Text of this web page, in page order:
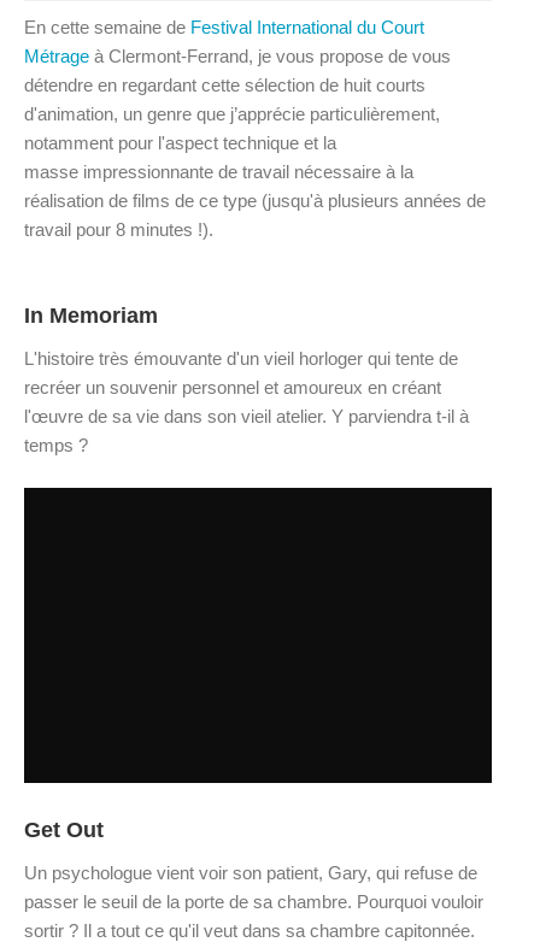
En cette semaine de Festival International du Court
Métrage à Clermont-Ferrand, je vous propose de vous
détendre en regardant cette sélection de huit courts
d'animation, un genre que j’apprécie particulièrement,
notamment pour l'aspect technique et la
masse impressionnante de travail nécessaire à la
réalisation de films de ce type (jusqu'à plusieurs années de
travail pour 8 minutes !).
In Memoriam
L'histoire très émouvante d'un vieil horloger qui tente de
recréer un souvenir personnel et amoureux en créant
l'œuvre de sa vie dans son vieil atelier. Y parviendra t-il à
temps ?
Get Out
Un psychologue vient voir son patient, Gary, qui refuse de
passer le seuil de la porte de sa chambre. Pourquoi vouloir
sortir ? Il a tout ce qu'il veut dans sa chambre capitonnée.